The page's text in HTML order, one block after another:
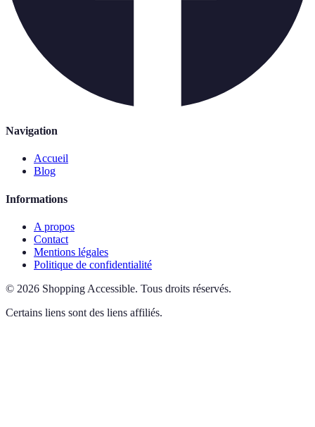
Navigation
Accueil
Blog
Informations
A propos
Contact
Mentions légales
Politique de confidentialité
© 2026 Shopping Accessible. Tous droits réservés.
Certains liens sont des liens affiliés.